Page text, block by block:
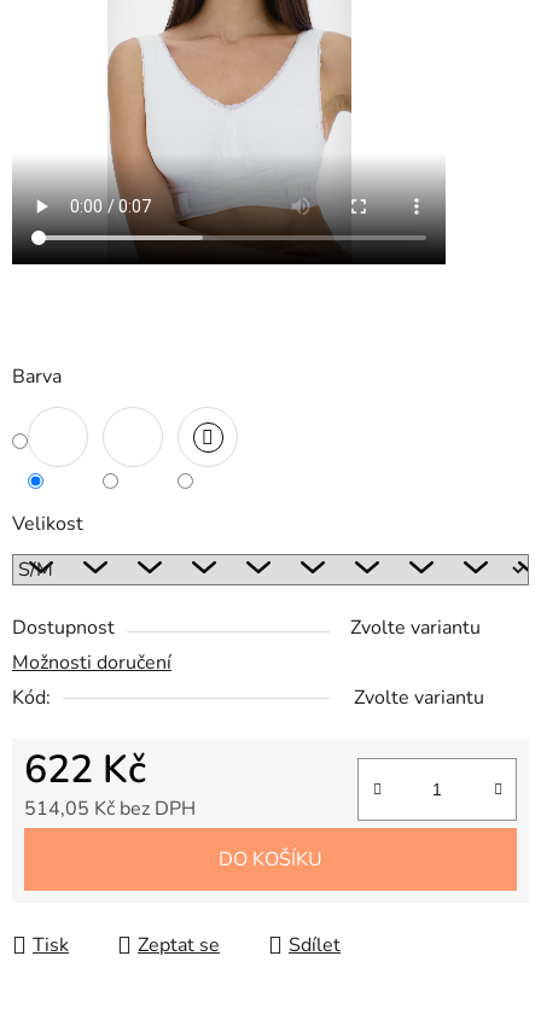
Barva
Velikost
Dostupnost
Zvolte variantu
Možnosti doručení
Kód:
Zvolte variantu
622 Kč
514,05 Kč bez DPH
DO KOŠÍKU
Tisk Zeptat se Sdílet